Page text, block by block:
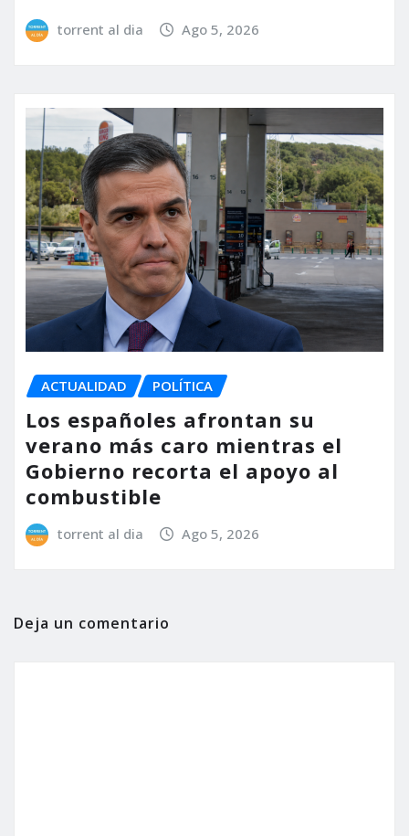
torrent al dia Ago 5, 2026
ACTUALIDAD POLÍTICA
Los españoles afrontan su
verano más caro mientras el
Gobierno recorta el apoyo al
combustible
torrent al dia Ago 5, 2026
Deja un comentario